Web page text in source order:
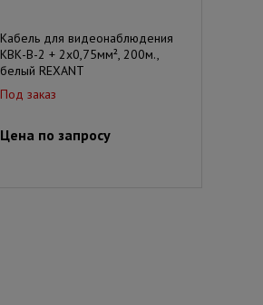
Кабель для видеонаблюдения
КВК-В-2 + 2х0,75мм², 200м.,
белый REXANT
Под заказ
Цена по запросу